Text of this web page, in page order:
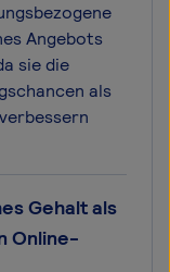
Angebots
sie die
als
Gehalt als
Online-